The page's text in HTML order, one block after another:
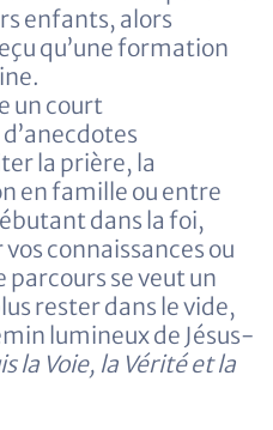
enfants, alors
qu’une formation
un court
la prière, la
en famille ou entre
dans la foi,
connaissances ou
se veut un
rester dans le vide,
lumineux de Jésus-
la Voie, la Vérité et la